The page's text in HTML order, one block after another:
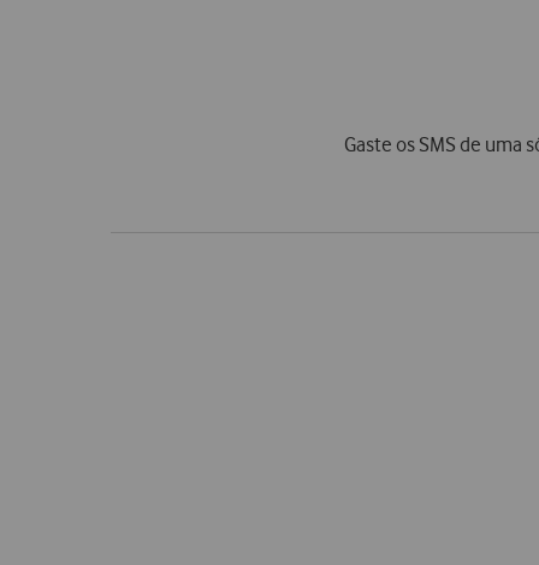
Gaste os SMS de uma